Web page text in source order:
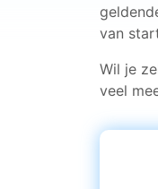
van
Wil je
veel